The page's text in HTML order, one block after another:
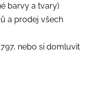
a tvary)
prodej všech
nebo si domluvit